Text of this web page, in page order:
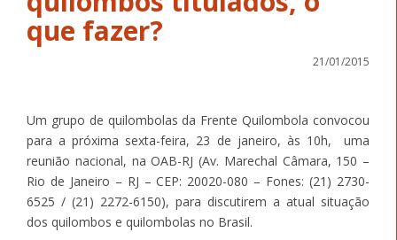
que fazer?
21/01/2015
Um grupo de quilombolas da Frente Quilombola convocou
para a próxima sexta-feira, 23 de janeiro, às 10h, uma
reunião nacional, na OAB-RJ (Av. Marechal Câmara, 150 –
Rio de Janeiro – RJ – CEP: 20020-080 – Fones: (21) 2730-
6525 / (21) 2272-6150), para discutirem a atual situação
dos quilombos e quilombolas no Brasil.